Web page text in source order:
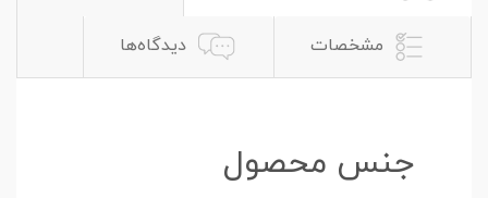
مشخصات دیدگاه‌ها
جنس محصول